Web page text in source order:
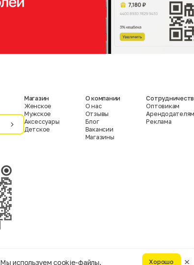
Мы используем cookie-файлы. Хорошо
Магазин
Женское
Мужское
Аксессуары
Детское
О компании
О нас
Отзывы
Блог
Вакансии
Магазины
Оптовикам
Арендодателям
Реклама